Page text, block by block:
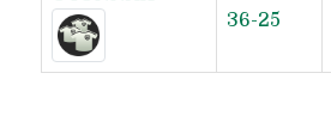
36-25